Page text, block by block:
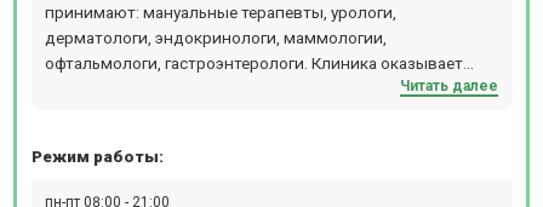
принимают: мануальные терапевты, урологи,
дерматологи, эндокринологи, маммологии,
офтальмологи, гастроэнтерологи. Клиника оказывает
расширенный спектр стоматологических услуг.Читать далее
Режим работы:
пн-пт 08:00 - 21:00